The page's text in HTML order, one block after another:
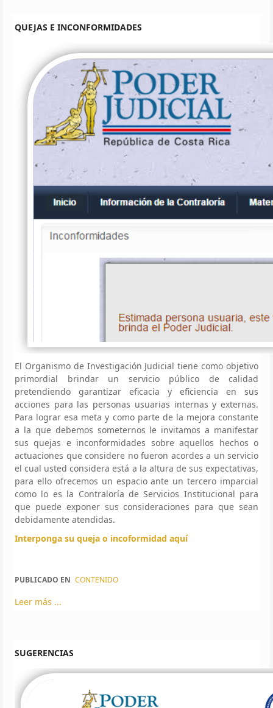
QUEJAS E INCONFORMIDADES
El Organismo de Investigación Judicial tiene como objetivo
primordial brindar un servicio público de calidad
pretendiendo garantizar eficacia y eficiencia en sus
acciones para las personas usuarias internas y externas.
Para lograr esa meta y como parte de la mejora constante
a la que debemos someternos le invitamos a manifestar
sus quejas e inconformidades sobre aquellos hechos o
actuaciones que considere no fueron acordes a un servicio
el cual usted considera está a la altura de sus expectativas,
para ello ofrecemos un espacio ante un tercero imparcial
como lo es la Contraloría de Servicios Institucional para
que puede exponer sus consideraciones para que sean
debidamente atendidas.
Interponga su queja o incoformidad aquí
PUBLICADO EN CONTENIDO
Leer más ...
SUGERENCIAS